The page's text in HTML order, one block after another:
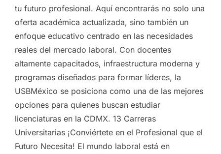
tu futuro profesional. Aquí encontrarás no solo una
oferta académica actualizada, sino también un
enfoque educativo centrado en las necesidades
reales del mercado laboral. Con docentes
altamente capacitados, infraestructura moderna y
programas diseñados para formar líderes, la
USBMéxico se posiciona como una de las mejores
opciones para quienes buscan estudiar
licenciaturas en la CDMX. 13 Carreras
Universitarias ¡Conviértete en el Profesional que el
Futuro Necesita! El mundo laboral está en